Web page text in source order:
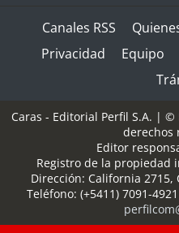
Canales RSS
Privacidad
Equipo
Caras - Editorial Perfil S.A. | ©
derechos
Editor
Registro de la propiedad
Dirección: California 2715,
Teléfono: (+5411) 7091-4921